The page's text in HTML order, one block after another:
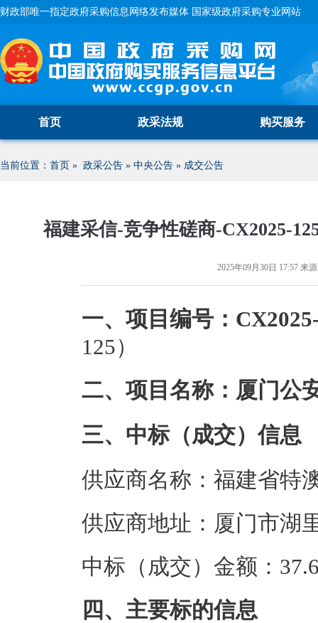
财政部唯一指定政府采购信息网络发布媒体 国家级政府采购专业网站
首页 政采法规 购买服务
当前位置： 首页 » 政采公告 » 中央公告 » 成交公告
福建采信-竞争性磋商-CX2025-
2025年09月30日 17:57 来
一、项目编号：
125）
二、项目名称：厦门公
三、中标（成交）信息
供应商名称：福建省特
供应商地址：厦门市湖
中标（成交）金额：
四、主要标的信息